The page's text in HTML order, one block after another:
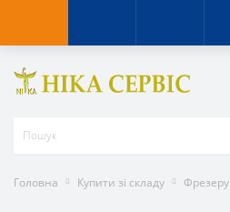
Головна Купити зі складу